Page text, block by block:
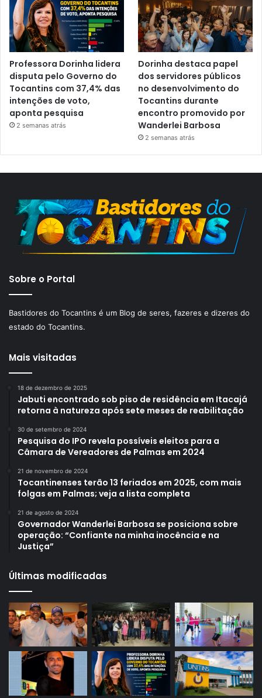
Professora Dorinha lidera
disputa pelo Governo do
Tocantins com 37,4% das
intenções de voto,
aponta pesquisa
2 semanas atrás
Dorinha destaca papel
dos servidores públicos
no desenvolvimento do
Tocantins durante
encontro promovido por
Wanderlei Barbosa
2 semanas atrás
Sobre o Portal
Bastidores do Tocantins é um Blog de seres, fazeres e dizeres do
estado do Tocantins.
Mais visitadas
18 de dezembro de 2025
Jabuti encontrado sob piso de residência em Itacajá
retorna à natureza após sete meses de reabilitação
30 de setembro de 2024
Pesquisa do IPO revela possíveis eleitos para a
Câmara de Vereadores de Palmas em 2024
21 de novembro de 2024
Tocantinenses terão 13 feriados em 2025, com mais
folgas em Palmas; veja a lista completa
21 de agosto de 2024
Governador Wanderlei Barbosa se posiciona sobre
operação: “Confiante na minha inocência e na
Justiça”
Últimas modificadas